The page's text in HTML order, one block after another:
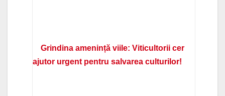
Grindina amenință viile: Viticultorii cer
ajutor urgent pentru salvarea culturilor!